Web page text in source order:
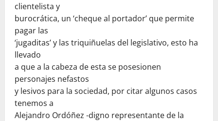
clientelista y
burocrática, un ‘cheque al portador’ que permite
pagar las
‘jugaditas’ y las triquiñuelas del legislativo, esto ha
llevado
a que a la cabeza de esta se posesionen
personajes nefastos
y lesivos para la sociedad, por citar algunos casos
tenemos a
Alejandro Ordóñez -digno representante de la